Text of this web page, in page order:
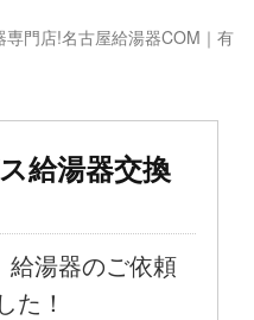
門店!名古屋給湯器COM｜有
給湯器交換
湯器のご依頼
た！